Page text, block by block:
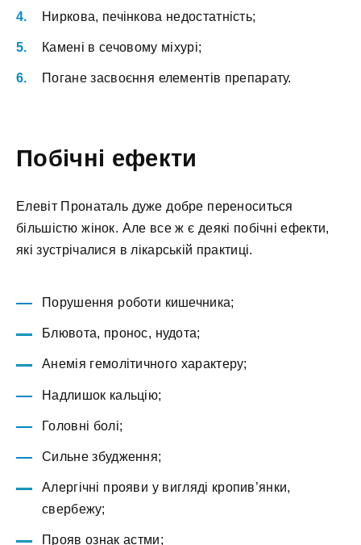
Ниркова, печінкова недостатність;
Камені в сечовому міхурі;
Погане засвоєння елементів препарату.
Побічні ефекти
Елевіт Пронаталь дуже добре переноситься
більшістю жінок. Але все ж є деякі побічні ефекти,
які зустрічалися в лікарській практиці.
Порушення роботи кишечника;
Блювота, пронос, нудота;
Анемія гемолітичного характеру;
Надлишок кальцію;
Головні болі;
Сильне збудження;
Алергічні прояви у вигляді кропив’янки,
свербежу;
Прояв ознак астми;